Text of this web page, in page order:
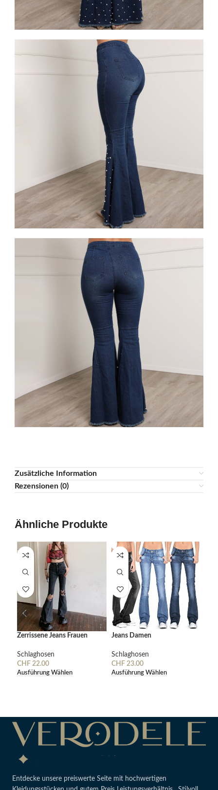
Zusätzliche Information
Rezensionen (0)
Ähnliche Produkte
Zerrissene Jeans Frauen
Schlaghosen
CHF 22.00
Ausführung Wählen
Jeans Damen
Schlaghosen
CHF 23.00
Ausführung Wählen
Entdecke unsere preiswerte Seite mit hochwertigen